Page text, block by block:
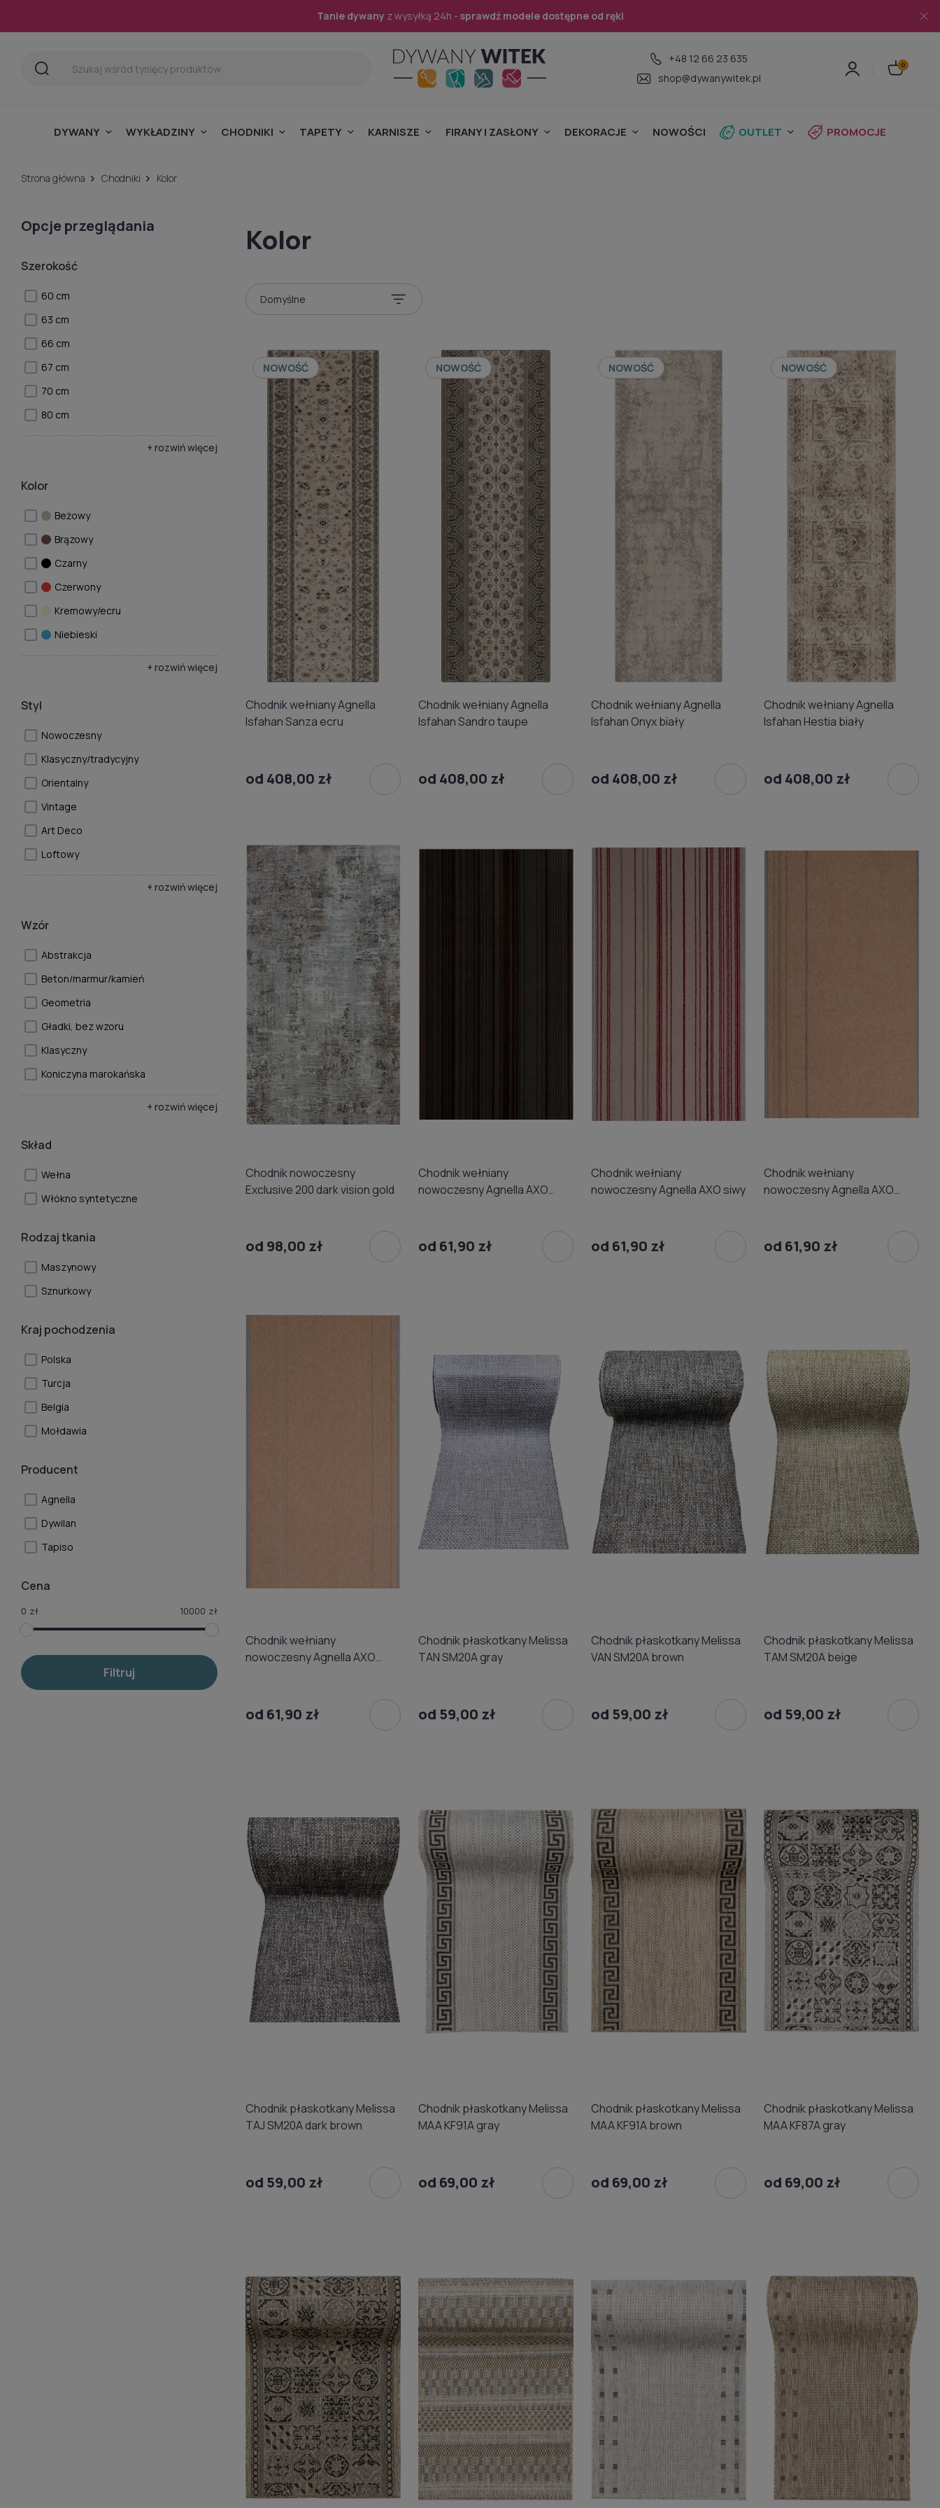
Tanie dywany z wysyłką 24h - sprawdź modele dostępne od ręki
+48 12 66 23 635
shop@dywanywitek.pl
DYWANY WYKŁADZINY CHODNIKI TAPETY KARNISZE FIRANY I ZASŁONY DEKORACJE NOWOŚCI OUTLET PROMOCJE
Strona główna Chodniki Kolor
Opcje przeglądania
Szerokość
60 cm
63 cm
66 cm
67 cm
70 cm
80 cm
+ rozwiń więcej
Kolor
Beżowy
Brązowy
Czarny
Czerwony
Kremowy/ecru
Niebieski
+ rozwiń więcej
Styl
Nowoczesny
Klasyczny/tradycyjny
Orientalny
Vintage
Art Deco
Loftowy
+ rozwiń więcej
Wzór
Abstrakcja
Beton/marmur/kamień
Geometria
Gładki, bez wzoru
Klasyczny
Koniczyna marokańska
+ rozwiń więcej
Skład
Wełna
Włókno syntetyczne
Rodzaj tkania
Maszynowy
Sznurkowy
Kraj pochodzenia
Polska
Turcja
Belgia
Mołdawia
Producent
Agnella
Dywilan
Tapiso
Cena
0 zł 10000 zł
Filtruj
Kolor
Chodnik wełniany Agnella
Isfahan Sanza ecru
od 408,00 zł
NOWOŚĆ
Chodnik wełniany Agnella
Isfahan Sandro taupe
od 408,00 zł
NOWOŚĆ
Chodnik wełniany Agnella
Isfahan Onyx biały
od 408,00 zł
NOWOŚĆ
Chodnik wełniany Agnella
Isfahan Hestia biały
od 408,00 zł
NOWOŚĆ
Chodnik nowoczesny
Exclusive 200 dark vision gold
od 98,00 zł
Chodnik wełniany
nowoczesny Agnella AXO
od 61,90 zł
Chodnik wełniany
nowoczesny Agnella AXO siwy
od 61,90 zł
Chodnik wełniany
nowoczesny Agnella AXO
od 61,90 zł
Chodnik wełniany
nowoczesny Agnella AXO
od 61,90 zł
Chodnik płaskotkany Melissa
TAN SM20A gray
od 59,00 zł
Chodnik płaskotkany Melissa
VAN SM20A brown
od 59,00 zł
Chodnik płaskotkany Melissa
TAM SM20A beige
od 59,00 zł
Chodnik płaskotkany Melissa
TAJ SM20A dark brown
od 59,00 zł
Chodnik płaskotkany Melissa
MAA KF91A gray
od 69,00 zł
Chodnik płaskotkany Melissa
MAA KF91A brown
od 69,00 zł
Chodnik płaskotkany Melissa
MAA KF87A gray
od 69,00 zł